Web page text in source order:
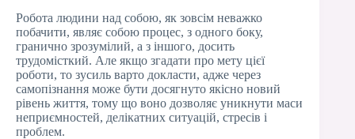
Робота людини над собою, як зовсім неважко
побачити, являє собою процес, з одного боку,
гранично зрозумілий, а з іншого, досить
трудомісткий. Але якщо згадати про мету цієї
роботи, то зусиль варто докласти, адже через
самопізнання може бути досягнуто якісно новий
рівень життя, тому що воно дозволяє уникнути маси
неприємностей, делікатних ситуацій, стресів і
проблем.